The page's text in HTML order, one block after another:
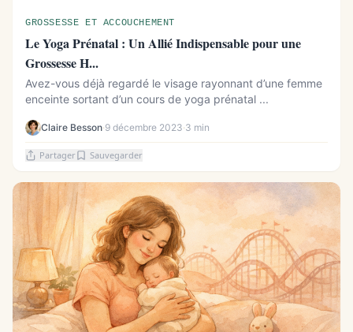
GROSSESSE ET ACCOUCHEMENT
Le Yoga Prénatal : Un Allié Indispensable pour une
Grossesse H...
Avez-vous déjà regardé le visage rayonnant d’une femme
enceinte sortant d’un cours de yoga prénatal ...
Claire Besson·9 décembre 2023·3 min
Partager Sauvegarder